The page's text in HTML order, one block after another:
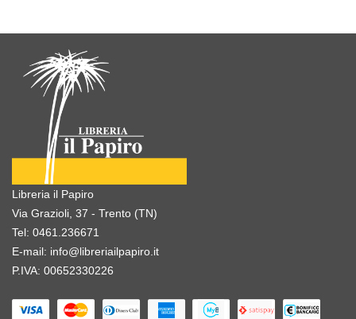
Libreria il Papiro
Via Grazioli, 37 - Trento (TN)
Tel: 0461.236671
E-mail: info@libreriailpapiro.it
P.IVA: 00652330226